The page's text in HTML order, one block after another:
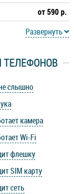
GT Master Edition
GT Neo 2
Narzo 20
Narzo 20A
Q2 Pro
Realme V13
Realme X
от 590 р.
Развернуть
слышно
камера
Wi-Fi
флешку
SIM карту
сеть